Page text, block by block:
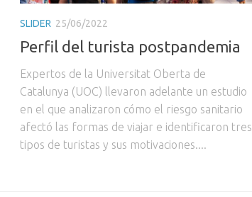
SLIDER 25/06/2022
Perfil del turista postpandemia
Expertos de la Universitat Oberta de
Catalunya (UOC) llevaron adelante un estudio
en el que analizaron cómo el riesgo sanitario
afectó las formas de viajar e identificaron tres
tipos de turistas y sus motivaciones....